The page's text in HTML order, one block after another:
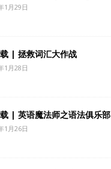
1月29日
| 拯救词汇大作战
1月28日
| 英语魔法师之语法俱乐部
1月26日